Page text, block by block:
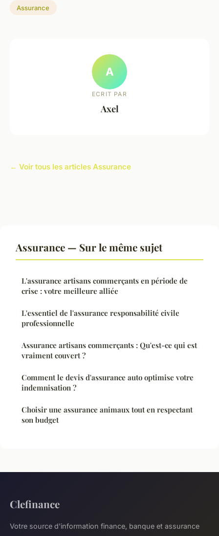
Assurance
A
ECRIT PAR
Axel
← Voir tous les articles Assurance
Assurance — Sur le même sujet
L'assurance artisans commerçants en période de
crise : votre meilleure alliée
L'essentiel de l'assurance responsabilité civile
professionnelle
Assurance artisans commerçants : Qu'est-ce qui est
vraiment couvert ?
Comment le devis d'assurance auto optimise votre
indemnisation ?
Choisir une assurance animaux tout en respectant
son budget
Clefinance
Votre source d'information finance, banque et assurance